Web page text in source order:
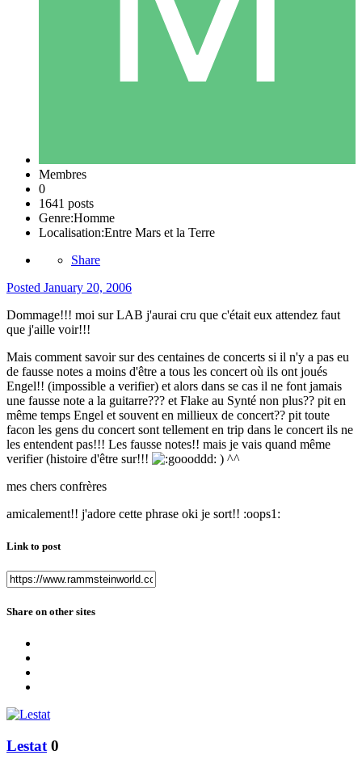
Membres
0
1641 posts
Genre:Homme
Localisation:Entre Mars et la Terre
Share
Posted January 20, 2006
Dommage!!! moi sur LAB j'aurai cru que c'était eux attendez faut
que j'aille voir!!!
Mais comment savoir sur des centaines de concerts si il n'y a pas eu
de fausse notes a moins d'être a tous les concert où ils ont joués
Engel!! (impossible a verifier) et alors dans se cas il ne font jamais
une fausse note a la guitarre??? et Flake au Synté non plus?? pit en
même temps Engel et souvent en millieux de concert?? pit toute
facon les gens du concert sont tellement en trip dans le concert ils ne
les entendent pas!!! Les fausse notes!! mais je vais quand même
verifier (histoire d'être sur!!!
) ^^
mes chers confrères
amicalement!! j'adore cette phrase oki je sort!! :oops1:
Link to post
Share on other sites
Lestat 0